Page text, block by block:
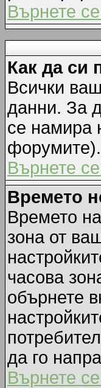
Върнете
Как да си
Всички
данни. За
се намира
Върнете
Времето
Времето
зона от
часова
обърнете
да го
Върнете